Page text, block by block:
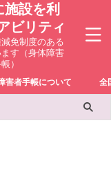
設を利
ビリティ
免制度のある
す（身体障害
）
害者手帳について 全